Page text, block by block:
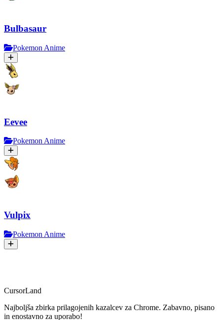
Bulbasaur
Pokemon Anime
Eevee
Pokemon Anime
Vulpix
Pokemon Anime
CursorLand
Najboljša zbirka prilagojenih kazalcev za Chrome. Zabavno, pisano
in enostavno za uporabo!